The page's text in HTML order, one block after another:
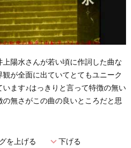
陽水さんが若い頃に作詞した曲な
が全面に出ていてとてもユニーク
ます♪はっきりと言って特徴の無い
無さがこの曲の良いところだと思
を上げる expand_more下げる